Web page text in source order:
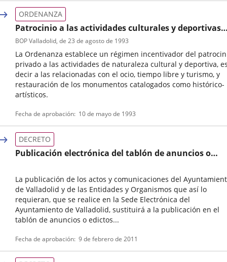
de
normativa
Patrocinio a las actividades culturales y deportivas
municipales, ordenanza reguladora
La Ordenanza establece un régimen incentivador del
privado a las actividades de naturaleza cultural y deportiva,
decir a las relacionadas con el ocio, tiempo libre y turismo, y
restauración de los monumentos catalogados como histórico-
artísticos.
de
normativa
ORDENANZA
boletin
BOP Valladolid, de 23 de agosto de 1993
Fecha de aprobación 10 de mayo de 1993
Publicación electrónica del tablón de anuncios o
La publicación de los actos y comunicaciones del
de Valladolid y de las Entidades y Organismos que así lo
requieran, que se realice en la Sede Electrónica del
Ayuntamiento de Valladolid, sustituirá a la publicación en el
tablón de anuncios o edictos...
de
normativa
DECRETO
Fecha de aprobación 9 de febrero de 2011